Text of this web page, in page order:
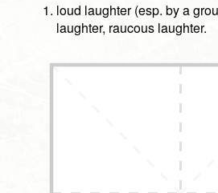
loud laughter (esp. by a
laughter, raucous laughter.